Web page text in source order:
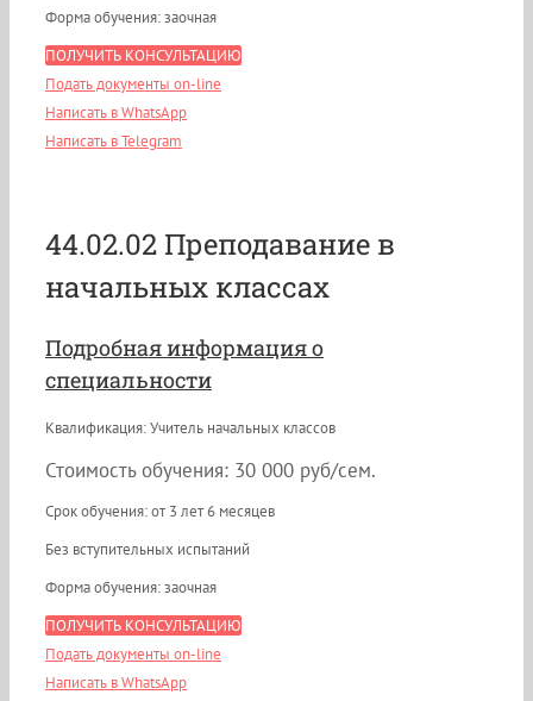
Форма обучения: заочная
ПОЛУЧИТЬ КОНСУЛЬТАЦИЮ
Подать документы on-line
Написать в WhatsApp
Написать в Telegram
44.02.02 Преподавание в
начальных классах
Подробная информация о
специальности
Квалификация: Учитель начальных классов
Стоимость обучения: 30 000 руб/сем.
Срок обучения: от 3 лет 6 месяцев
Без вступительных испытаний
Форма обучения: заочная
ПОЛУЧИТЬ КОНСУЛЬТАЦИЮ
Подать документы on-line
Написать в WhatsApp